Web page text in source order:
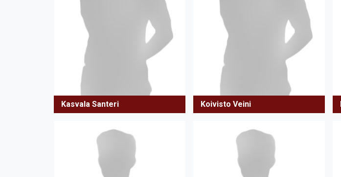
Kasvala Santeri Koivisto Veini